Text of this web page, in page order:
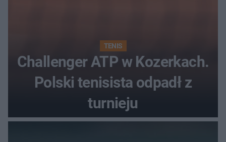
TENIS
Challenger ATP w Kozerkach.
Polski tenisista odpadł z
turnieju